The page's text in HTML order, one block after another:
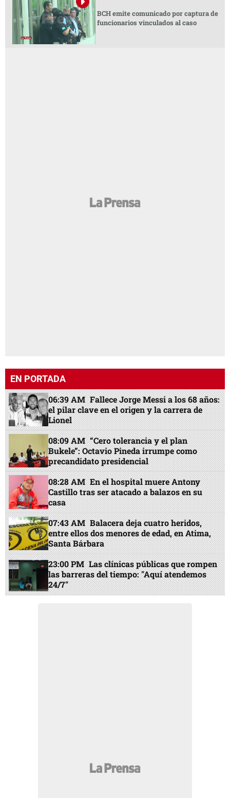
BCH emite comunicado por captura de
funcionarios vinculados al caso
EN PORTADA
06:39 AM Fallece Jorge Messi a los 68 años:
el pilar clave en el origen y la carrera de
Lionel
08:09 AM “Cero tolerancia y el plan
Bukele”: Octavio Pineda irrumpe como
precandidato presidencial
08:28 AM En el hospital muere Antony
Castillo tras ser atacado a balazos en su
casa
07:43 AM Balacera deja cuatro heridos,
entre ellos dos menores de edad, en Atima,
Santa Bárbara
23:00 PM Las clínicas públicas que rompen
las barreras del tiempo: "Aquí atendemos
24/7"